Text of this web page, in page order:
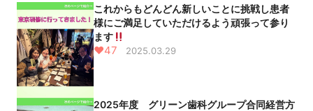
これからもどんどん新しいことに挑戦し患者
様にご満足していただけるよう頑張って参り
ます
♥47 2025.03.29
2025年度 グリーン歯科グループ合同経営方